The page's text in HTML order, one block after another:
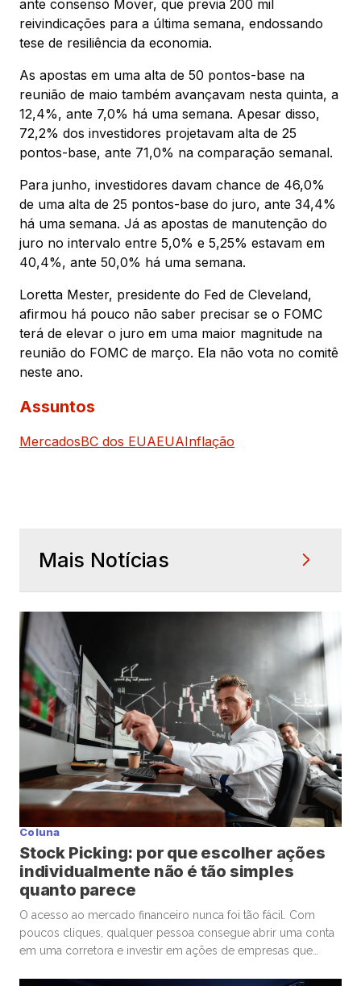
ante consenso Mover, que previa 200 mil
reivindicações para a última semana, endossando
tese de resiliência da economia.
As apostas em uma alta de 50 pontos-base na
reunião de maio também avançavam nesta quinta, a
12,4%, ante 7,0% há uma semana. Apesar disso,
72,2% dos investidores projetavam alta de 25
pontos-base, ante 71,0% na comparação semanal.
Para junho, investidores davam chance de 46,0%
de uma alta de 25 pontos-base do juro, ante 34,4%
há uma semana. Já as apostas de manutenção do
juro no intervalo entre 5,0% e 5,25% estavam em
40,4%, ante 50,0% há uma semana.
Loretta Mester, presidente do Fed de Cleveland,
afirmou há pouco não saber precisar se o FOMC
terá de elevar o juro em uma maior magnitude na
reunião do FOMC de março. Ela não vota no comitê
neste ano.
Assuntos
MercadosBC dos EUAEUAInflação
Mais Notícias
Coluna
Stock Picking: por que escolher ações
individualmente não é tão simples
quanto parece
O acesso ao mercado financeiro nunca foi tão fácil. Com
poucos cliques, qualquer pessoa consegue abrir uma conta
em uma corretora e investir em ações de empresas que